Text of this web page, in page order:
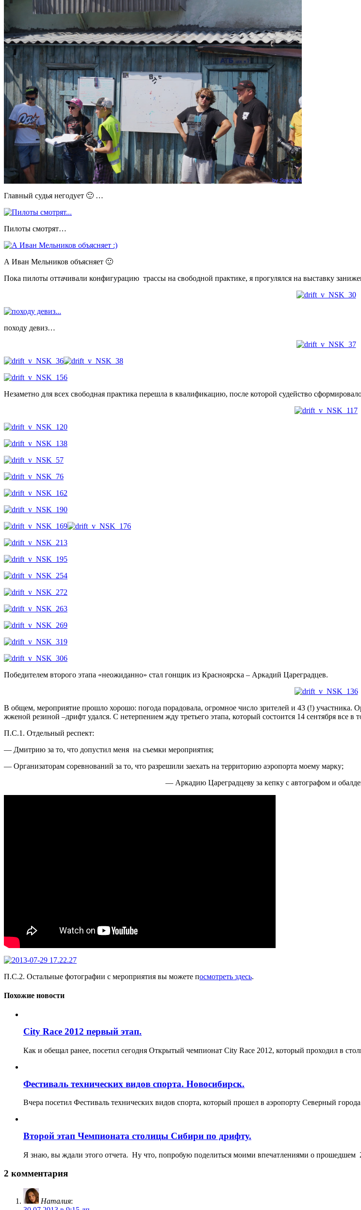
Главный судья негодует 🙂 …
Пилоты смотрят…
А Иван Мельников объясняет 🙂
Пока пилоты оттачивали конфигурацию трассы на свободной практике, я прогулялся на выставку
походу девиз…
Незаметно для всех свободная практика перешла в квалификацию, после которой судейство
Победителем второго этапа «неожиданно» стал гонщик из Красноярска – Аркадий Цареградцев.
В общем, мероприятие прошло хорошо: погода порадовала, огромное число зрителей и 43 (!) участника.
жженой резиной –дрифт удался. С нетерпением жду третьего этапа, который состоится 14 сентября
П.С.1. Отдельный респект:
— Дмитрию за то, что допустил меня на съемки мероприятия;
— Организаторам соревнований за то, что разрешили заехать на территорию аэропорта моему марку;
— Аркадию Цареградцеву за кепку с автографом и
П.С.2. Остальные фотографии с мероприятия вы можете посмотреть здесь.
Похожие новости
City Race 2012 первый этап.
Как и обещал ранее, посетил сегодня Открытый чемпионат City Race 2012, который проходил в
Фестиваль технических видов спорта. Новосибирск.
Вчера посетил Фестиваль технических видов спорта, который прошел в аэропорту Северный
Второй этап Чемпионата столицы Сибири по дрифту.
Я знаю, вы ждали этого отчета. Ну что, попробую поделиться моими впечатлениями о прошедшем
2 комментария
Наталия: